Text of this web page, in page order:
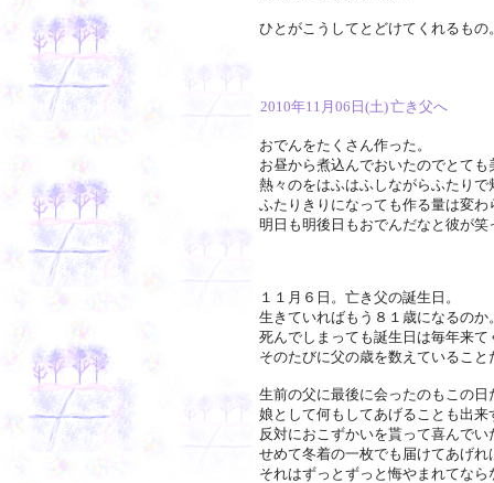
ひとがこうしてとどけてくれるもの
2010年11月06日(土)亡き父へ
おでんをたくさん作った。
お昼から煮込んでおいたのでとても
熱々のをはふはふしながらふたりで
ふたりきりになっても作る量は変わ
明日も明後日もおでんだなと彼が笑
１１月６日。亡き父の誕生日。
生きていればもう８１歳になるのか
死んでしまっても誕生日は毎年来て
そのたびに父の歳を数えていること
生前の父に最後に会ったのもこの日
娘として何もしてあげることも出来
反対におこずかいを貰って喜んでい
せめて冬着の一枚でも届けてあげれ
それはずっとずっと悔やまれてなら